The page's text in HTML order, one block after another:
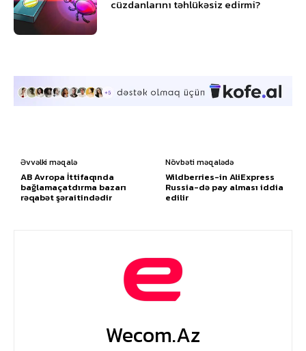
cüzdanlarını təhlükəsiz edirmi?
Əvvəlki məqalə
AB Avropa İttifaqında
bağlamaçatdırma bazarı
rəqabət şəraitindədir
Növbəti məqalədə
Wildberries-in AliExpress
Russia-də pay alması iddia
edilir
Wecom.az